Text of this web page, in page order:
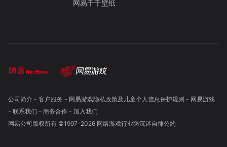
网易千千壁纸
公司简介- 客户服务 - 网易游戏隐私政策及儿童个人信息保护规则 - 网易游戏
- 联系我们 - 商务合作- 加入我们
网易公司版权所有 ©1997-2026 网络游戏行业防沉迷自律公约